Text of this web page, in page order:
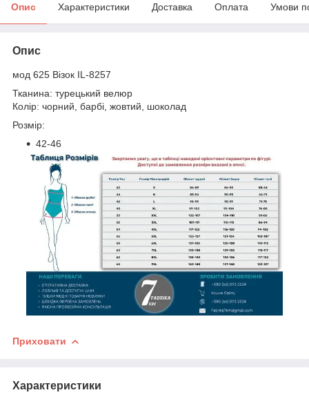
Опис Характеристики Доставка Оплата Умови
Опис
мод 625 Візок IL-8257
Тканина: турецький велюр
Колір: чорний, барбі, жовтий, шоколад
Розмір:
42-46
Приховати
Характеристики